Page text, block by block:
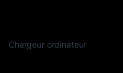
Chargeur ordinateur